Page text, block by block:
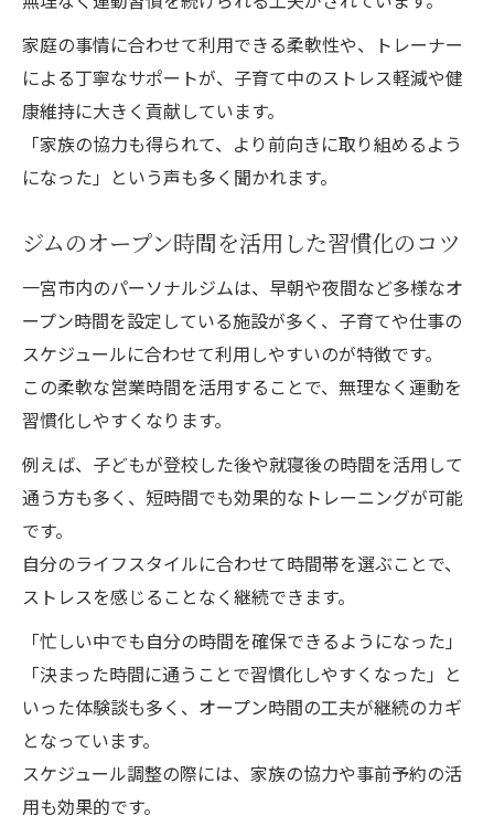
家庭の事情に合わせて利用できる柔軟性や、トレーナー
による丁寧なサポートが、子育て中のストレス軽減や健
康維持に大きく貢献しています。
「家族の協力も得られて、より前向きに取り組めるよう
になった」という声も多く聞かれます。
ジムのオープン時間を活用した習慣化のコツ
一宮市内のパーソナルジムは、早朝や夜間など多様なオ
ープン時間を設定している施設が多く、子育てや仕事の
スケジュールに合わせて利用しやすいのが特徴です。
この柔軟な営業時間を活用することで、無理なく運動を
習慣化しやすくなります。
例えば、子どもが登校した後や就寝後の時間を活用して
通う方も多く、短時間でも効果的なトレーニングが可能
です。
自分のライフスタイルに合わせて時間帯を選ぶことで、
ストレスを感じることなく継続できます。
「忙しい中でも自分の時間を確保できるようになった」
「決まった時間に通うことで習慣化しやすくなった」と
いった体験談も多く、オープン時間の工夫が継続のカギ
となっています。
スケジュール調整の際には、家族の協力や事前予約の活
用も効果的です。